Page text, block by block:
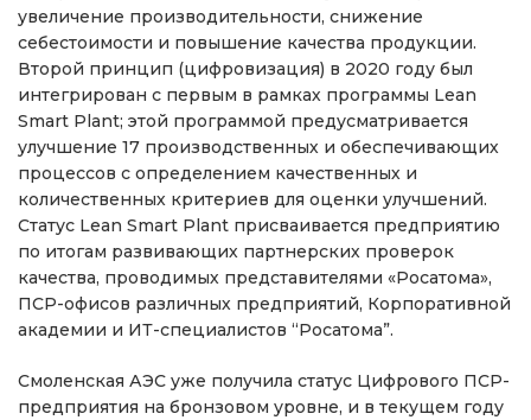
увеличение производительности, снижение
себестоимости и повышение качества продукции.
Второй принцип (цифровизация) в 2020 году был
интегрирован с первым в рамках программы Lean
Smart Plant; этой программой предусматривается
улучшение 17 производственных и обеспечивающих
процессов с определением качественных и
количественных критериев для оценки улучшений.
Статус Lean Smart Plant присваивается предприятию
по итогам развивающих партнерских проверок
качества, проводимых представителями «Росатома»,
ПСР-офисов различных предприятий, Корпоративной
академии и ИТ-специалистов “Росатома”.
Смоленская АЭС уже получила статус Цифрового ПСР-
предприятия на бронзовом уровне, и в текущем году